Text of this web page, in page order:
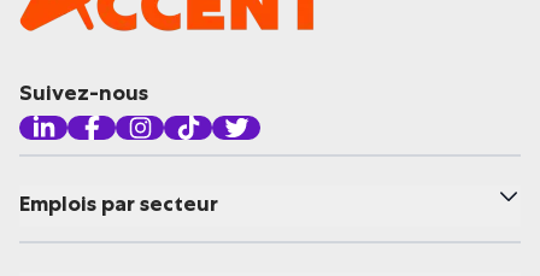
Suivez-nous
Emplois par secteur